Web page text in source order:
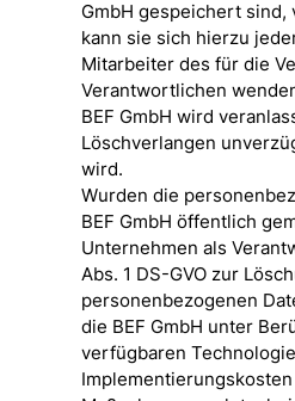
GmbH gespeichert sind,
kann sie sich hierzu
Mitarbeiter des für die
Verantwortlichen
BEF GmbH wird
Löschverlangen
wird.
Wurden die
BEF GmbH öffentlich
Unternehmen als
Abs. 1 DS-GVO zur
personenbezogenen
die BEF GmbH unter
verfügbaren